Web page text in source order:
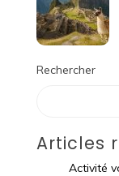
Rechercher
Articles
Activité